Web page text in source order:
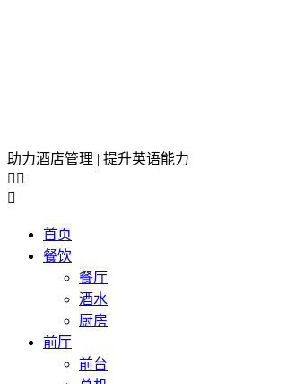
助力酒店管理 | 提升英语能力
 

首页
餐饮
餐厅
酒水
厨房
前厅
前台